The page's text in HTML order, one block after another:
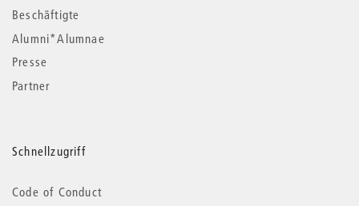
Beschäftigte
Alumni*Alumnae
Presse
Partner
Schnellzugriff
Code of Conduct